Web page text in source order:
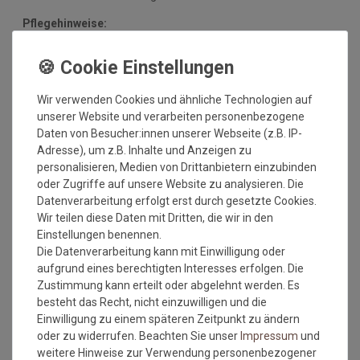
Pflegehinweise:
Fußmatten, die zu 100% PVC-frei sind. Dank eines
ruschfest. Einem sicheren Gebrauch auch auf
Fußbodenheizungen steht somit nichts mehr im Wege.
Pflegetips:
Vor dem ersten Gebrauch waschen Sie die Fußmatte separat
bei angegebener Temperatur mit Feinwaschmittel und legen
sie flach zum Trocknen aus. Dadurch richten sich die Fasern
auf, der Mattenflor wird aktiviert und transportbedingte Falten
und Knicke werden wieder glatt. Pflegen Sie so Ihre
Fußmatte regelmäßig und Sie werden überrascht sein, wie
viele Jahre Qualität und Farbe erhalten bleiben.
MEHR INFORMATIONEN ZUM EU VERANTWORTLICHEN »
Wir verwenden Cookies und ähnliche Technologien auf
unserer Website und verarbeiten personenbezogene
Daten von Besucher:innen unserer Webseite (z.B. IP-
Adresse), um z.B. Inhalte und Anzeigen zu
personalisieren, Medien von Drittanbietern einzubinden
oder Zugriffe auf unsere Website zu analysieren. Die
Datenverarbeitung erfolgt erst durch gesetzte Cookies.
Wir teilen diese Daten mit Dritten, die wir in den
Einstellungen benennen.
Die Datenverarbeitung kann mit Einwilligung oder
aufgrund eines berechtigten Interesses erfolgen. Die
Zustimmung kann erteilt oder abgelehnt werden. Es
besteht das Recht, nicht einzuwilligen und die
Einwilligung zu einem späteren Zeitpunkt zu ändern
oder zu widerrufen. Beachten Sie unserImpressum und
weitere Hinweise zur Verwendung personenbezogener